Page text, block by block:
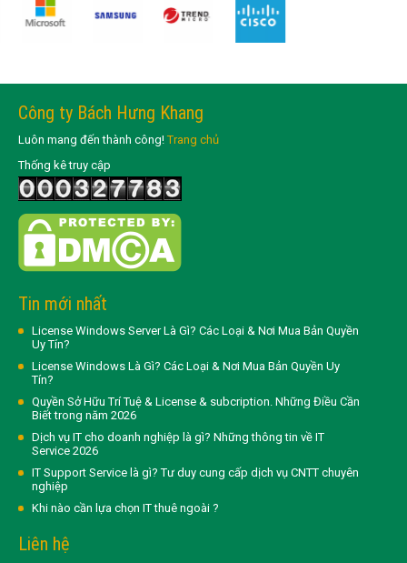
Công ty Bách Hưng Khang
Luôn mang đến thành công!Trang chủ
Thống kê truy cập
Tin mới nhất
License Windows Server Là Gì? Các Loại & Nơi Mua Bản Quyền
Uy Tín?
License Windows Là Gì? Các Loại & Nơi Mua Bản Quyền Uy
Tín?
Quyền Sở Hữu Trí Tuệ & License & subcription. Những Điều Cần
Biết trong năm 2026
Dịch vụ IT cho doanh nghiệp là gì? Những thông tin về IT
Service 2026
IT Support Service là gì? Tư duy cung cấp dịch vụ CNTT chuyên
nghiệp
Khi nào cần lựa chọn IT thuê ngoài ?
Liên hệ